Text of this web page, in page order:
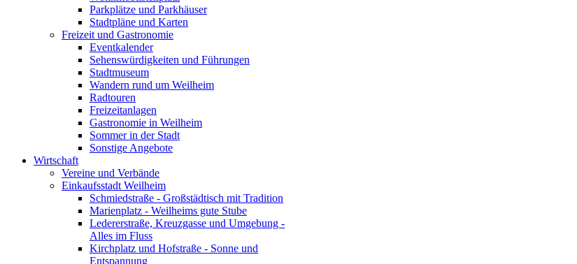
Parkplätze und Parkhäuser
Stadtpläne und Karten
Freizeit und Gastronomie
Eventkalender
Sehenswürdigkeiten und Führungen
Stadtmuseum
Wandern rund um Weilheim
Radtouren
Freizeitanlagen
Gastronomie in Weilheim
Sommer in der Stadt
Sonstige Angebote
Wirtschaft
Vereine und Verbände
Einkaufsstadt Weilheim
Schmiedstraße - Großstädtisch mit Tradition
Marienplatz - Weilheims gute Stube
Ledererstraße, Kreuzgasse und Umgebung -
Alles im Fluss
Kirchplatz und Hofstraße - Sonne und
Entspannung